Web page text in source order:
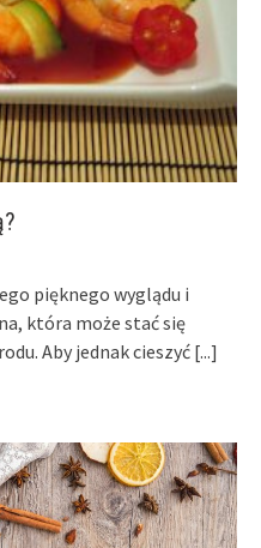
pięknego wyglądu i
która może stać się
Aby jednak cieszyć [...]